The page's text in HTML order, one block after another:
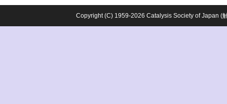
Copyright (C) 1959-2026 Catalysis Society of Japan (